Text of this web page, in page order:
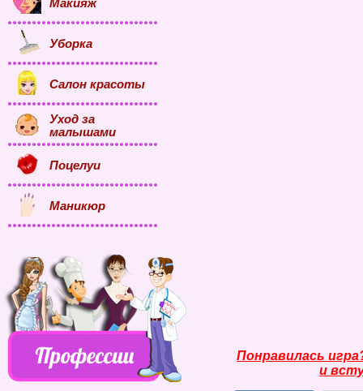
Понравилась
и
Уборка
Салон красоты
Уход за
малышами
Поцелуи
Маникюр